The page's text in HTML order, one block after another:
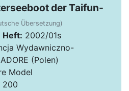
der Taifun-
Übersetzung)
Heft: 2002/01s
Wydawniczno-
(Polen)
Model
200